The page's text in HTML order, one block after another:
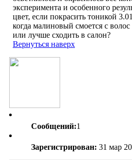
эксперимента и особенного
цвет, если покрасить тоникой
когда малиновый смоется с
или лучше сходить в салон?
Вернуться наверх
Сообщений:1
Зарегистрирован: 31 мар